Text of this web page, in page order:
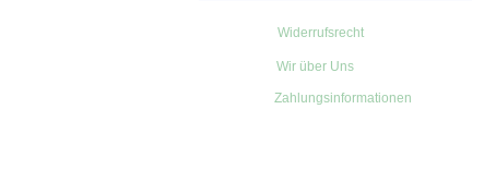
Widerrufsrecht
Wir über Uns
Zahlungsinformationen